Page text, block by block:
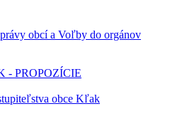
obcí a Voľby do orgánov
PROPOZÍCIE
obce Kľak